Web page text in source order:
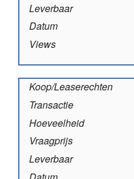
Leverbaar
Datum
Views
Koop/Leaserechten
Transactie
Hoeveelheid
Vraagprijs
Leverbaar